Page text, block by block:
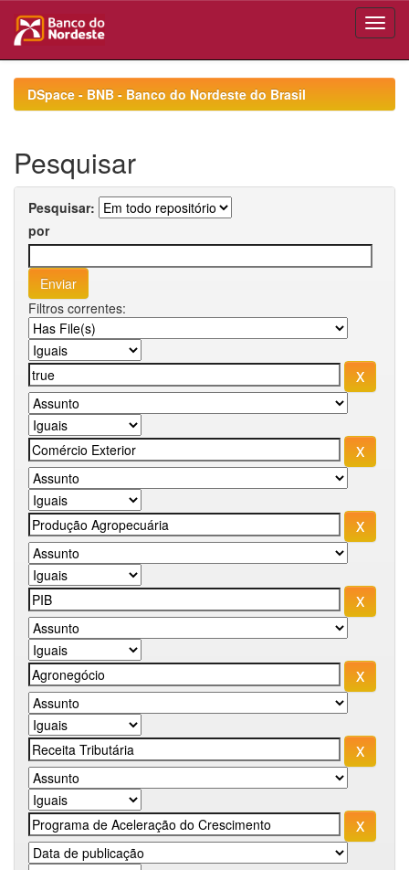
navigationDSpace - BNB - Banco do Nordeste do Brasil
Pesquisar
Pesquisar:
por
Filtros correntes: